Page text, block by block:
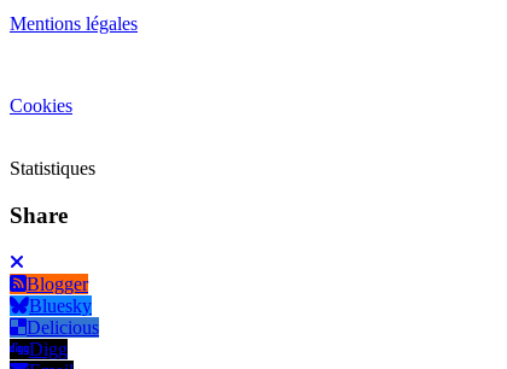
Mentions légales
Cookies
Statistiques
Share
Blogger
Bluesky
Delicious
Digg